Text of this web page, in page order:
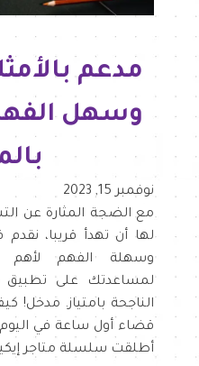
مدعم
وسهل
نوفمبر 15, 2023
مع الضجة المثارة عن
لها أن تهدأ قريبا،
وسهلة الفهم لأهم
لمساعدتك على تطبيق
الناجحة بامتياز. مدخل!
قضاء أول ساعة في
أطلقت سلسلة متاجر